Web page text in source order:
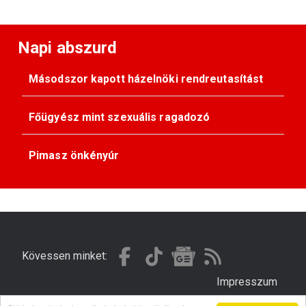
Napi abszurd
Másodszor kapott házelnöki rendreutasítást
Főügyész mint szexuális ragadozó
Pimasz önkényúr
Kövessen minket:
Impresszum